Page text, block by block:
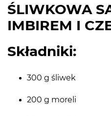
ŚLIWKOWA
IMBIREM I
Składniki:
300 g śliwek
200 g moreli